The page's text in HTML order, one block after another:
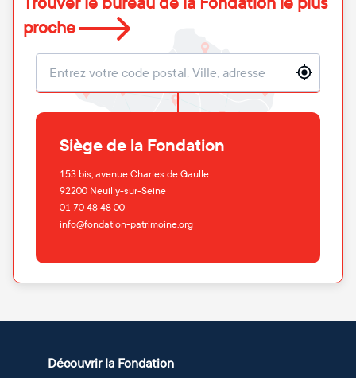
proche
Localisation
Siège de la Fondation
153 bis, avenue Charles de Gaulle
92200 Neuilly-sur-Seine
01 70 48 48 00
info@fondation-patrimoine.org
Découvrir la Fondation